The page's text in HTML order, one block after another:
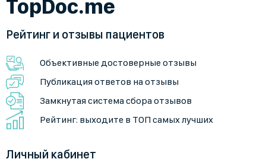
TopDoc.me
Рейтинг и отзывы пациентов
Объективные достоверные отзывы
Публикация ответов на отзывы
Замкнутая система сбора отзывов
Рейтинг: выходите в ТОП самых лучших
Личный кабинет